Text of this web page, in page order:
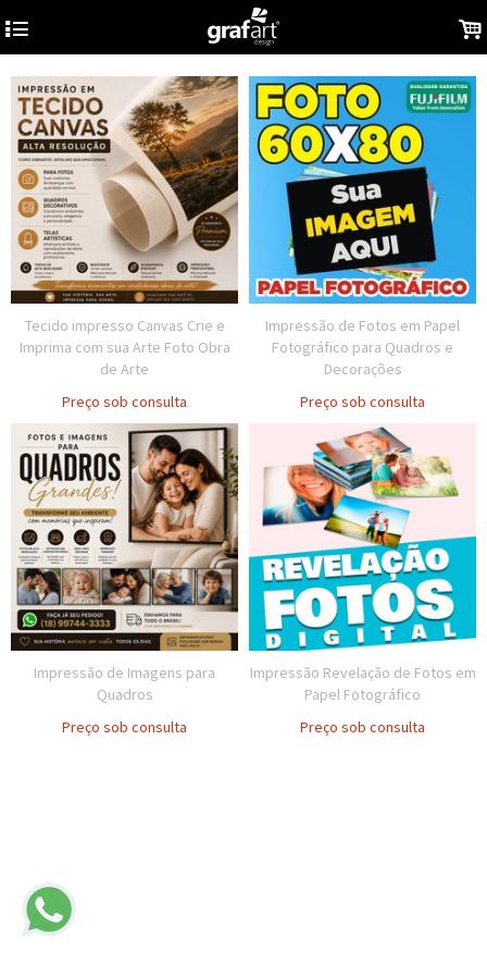
4 .
Tecido impresso Canvas Crie e
Imprima com sua Arte Foto Obra
de Arte
Preço sob consulta
Impressão de Fotos em Papel
Fotográfico para Quadros e
Decorações
Preço sob consulta
Impressão de Imagens para
Quadros
Preço sob consulta
Impressão Revelação de Fotos em
Papel Fotográfico
Preço sob consulta